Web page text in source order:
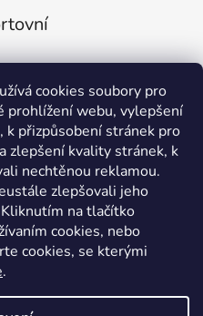
cookies soubory pro
prohlížení webu, vylepšení
přizpůsobení stránek pro
zlepšení kvality stránek, k
nechtěnou reklamou.
zlepšovali jeho
na tlačítko
cookies, nebo
cookies, se kterými
.
mince